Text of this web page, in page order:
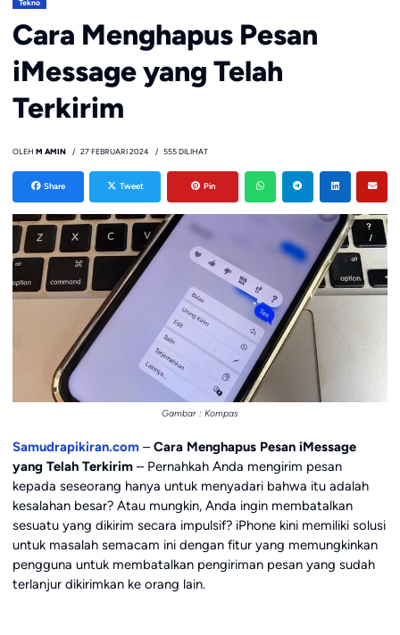
Tekno
Cara Menghapus Pesan
iMessage yang Telah
Terkirim
OLEH M AMIN 27 FEBRUARI 2024 555 DILIHAT
Share Tweet Pin
Gambar : Kompas
Samudrapikiran.com–Cara Menghapus Pesan iMessage
yang Telah Terkirim – Pernahkah Anda mengirim pesan
kepada seseorang hanya untuk menyadari bahwa itu adalah
kesalahan besar? Atau mungkin, Anda ingin membatalkan
sesuatu yang dikirim secara impulsif? iPhone kini memiliki solusi
untuk masalah semacam ini dengan fitur yang memungkinkan
pengguna untuk membatalkan pengiriman pesan yang sudah
terlanjur dikirimkan ke orang lain.